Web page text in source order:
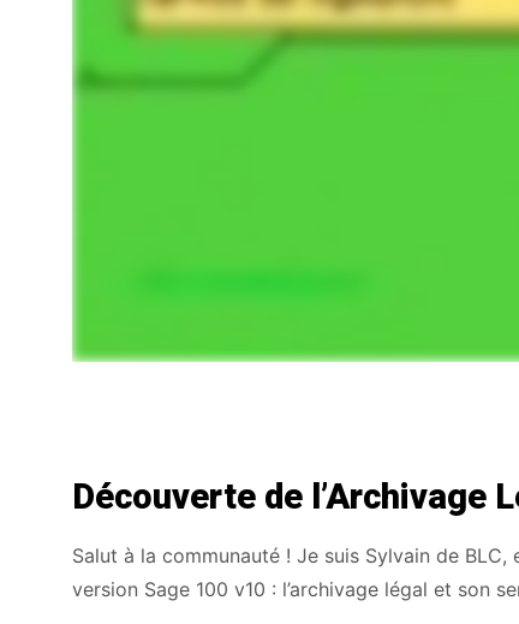
Découverte de l’Archivage
Salut à la communauté ! Je suis Sylvain de
version Sage 100 v10 : l’archivage légal et son